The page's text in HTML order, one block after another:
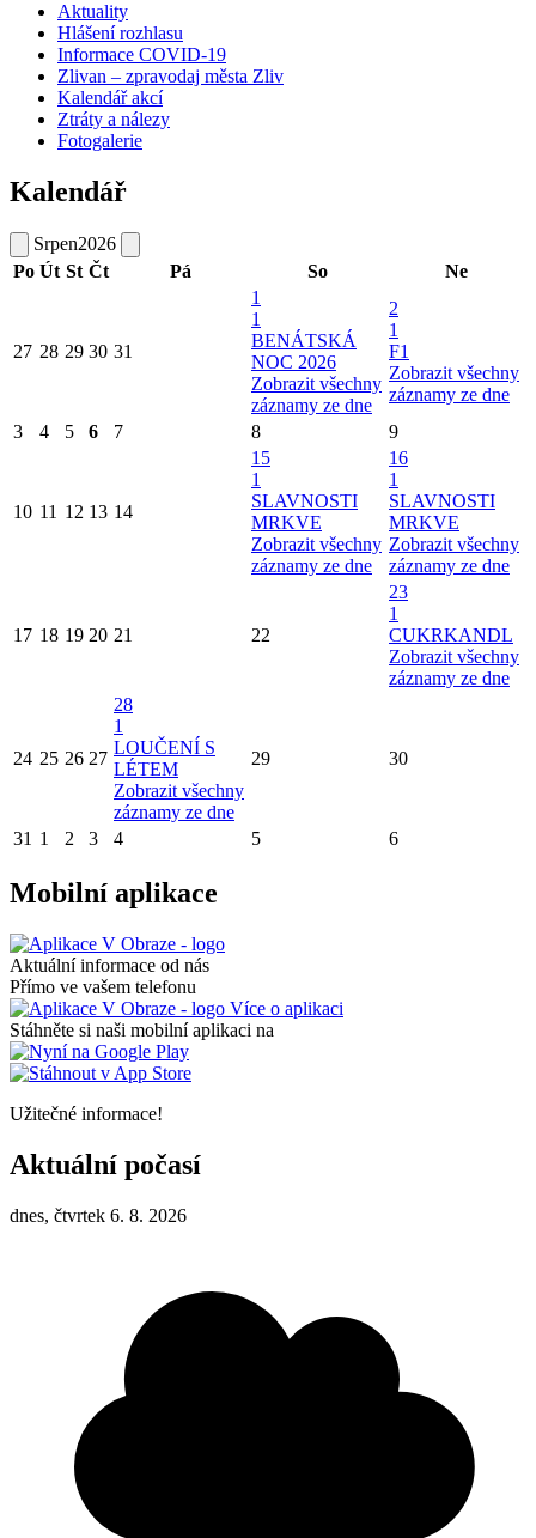
Aktuality
Hlášení rozhlasu
Informace COVID-19
Zlivan – zpravodaj města Zliv
Kalendář akcí
Ztráty a nálezy
Fotogalerie
Kalendář
Srpen2026
Po Út St Čt Pá So Ne
27 28 29 30 31
1
1
BENÁTSKÁ
NOC 2026
Zobrazit všechny
záznamy ze dne
2
1
F1
Zobrazit všechny
záznamy ze dne
3
4 5 6 7 8 9
10 11 12 13 14
15
1
SLAVNOSTI
MRKVE
Zobrazit všechny
záznamy ze dne
16
1
SLAVNOSTI
MRKVE
Zobrazit všechny
záznamy ze dne
17 18 19 20 21 22
23
1
CUKRKANDL
Zobrazit všechny
záznamy ze dne
24 25 26 27
28
1
LOUČENÍ S
LÉTEM
Zobrazit všechny
záznamy ze dne
29 30
31 1 2 3 4 5 6
Mobilní aplikace
Aktuální informace od nás
Přímo ve vašem telefonu
Více o aplikaci
Stáhněte si naši mobilní aplikaci na
Užitečné informace!
Aktuální počasí
dnes, čtvrtek 6. 8. 2026